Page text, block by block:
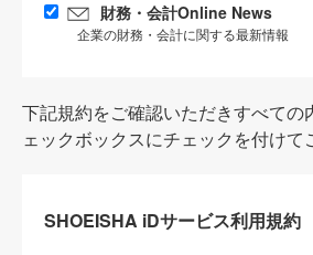
財務・会計Online News
企業の財務・会計に関する最新情報
下記規約をご確認いただきすべての
ェックボックスにチェックを付けて
SHOEISHA iDサービス利用規約